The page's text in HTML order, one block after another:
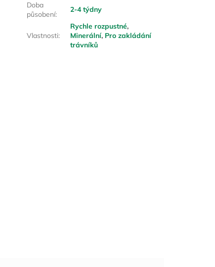
Doba
působení:
2-4 týdny
Vlastnosti:
Rychle rozpustné,
Minerální, Pro zakládání
trávníků